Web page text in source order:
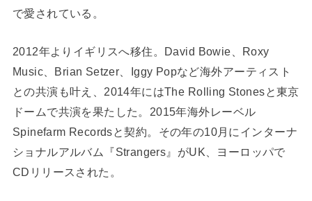
で愛されている。
2012年よりイギリスへ移住。David Bowie、Roxy
Music、Brian Setzer、Iggy Popなど海外アーティスト
との共演も叶え、2014年にはThe Rolling Stonesと東京
ドームで共演を果たした。2015年海外レーベル
Spinefarm Recordsと契約。その年の10月にインターナ
ショナルアルバム『Strangers』がUK、ヨーロッパで
CDリリースされた。